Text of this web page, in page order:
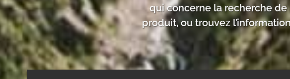
qui concerne la recherche de
produit, ou trouvez